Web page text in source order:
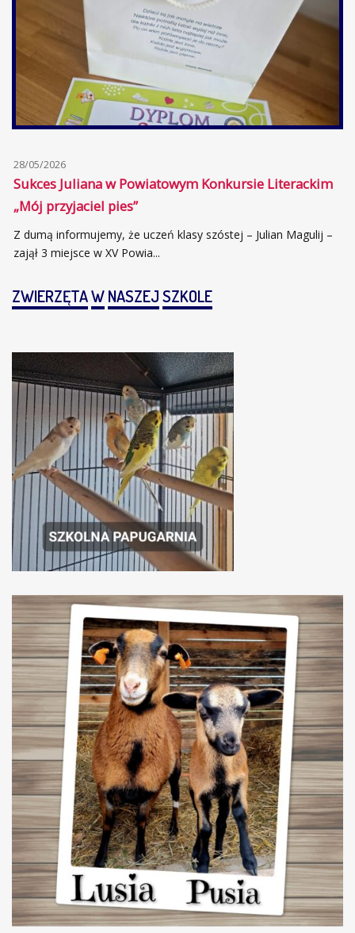
28/05/2026
Sukces Juliana w Powiatowym Konkursie Literackim
„Mój przyjaciel pies”
Z dumą informujemy, że uczeń klasy szóstej – Julian Magulij –
zajął 3 miejsce w XV Powia...
ZWIERZĘTAWNASZEJSZKOLE